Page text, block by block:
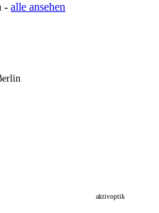
- alle ansehen
aktivoptik